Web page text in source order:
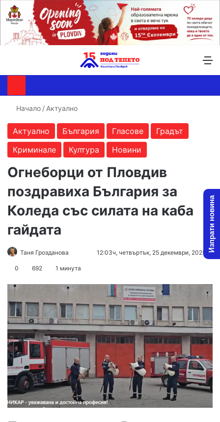
Начало / Актуално
Актуално България Гласове
Градът
Криминале
Култура Новини
Огнеборци от Пловдив
поздравиха България за
Коледа със силата на каба
гайдата
Таня Грозданова
Send12:03ч, четвъртък, 25 декември, 2025
0 692 1 минута
Изпрати новина